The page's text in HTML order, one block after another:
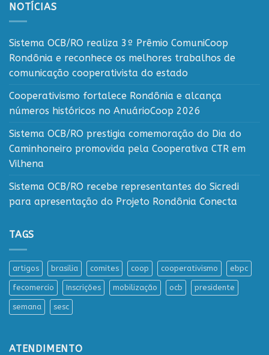
NOTÍCIAS
Sistema OCB/RO realiza 3º Prêmio ComuniCoop
Rondônia e reconhece os melhores trabalhos de
comunicação cooperativista do estado
Cooperativismo fortalece Rondônia e alcança
números históricos no AnuárioCoop 2026
Sistema OCB/RO prestigia comemoração do Dia do
Caminhoneiro promovida pela Cooperativa CTR em
Vilhena
Sistema OCB/RO recebe representantes do Sicredi
para apresentação do Projeto Rondônia Conecta
TAGS
artigos brasilia comites coop cooperativismo ebpc
fecomercio Inscrições mobilização ocb presidente
semana sesc
ATENDIMENTO